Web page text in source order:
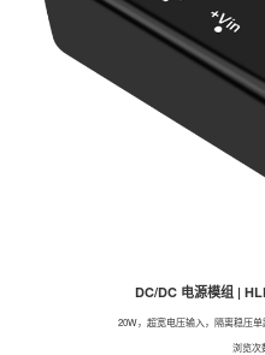
DC/DC 电源模组 |
20W，超宽电压输入，隔离稳压
浏览次